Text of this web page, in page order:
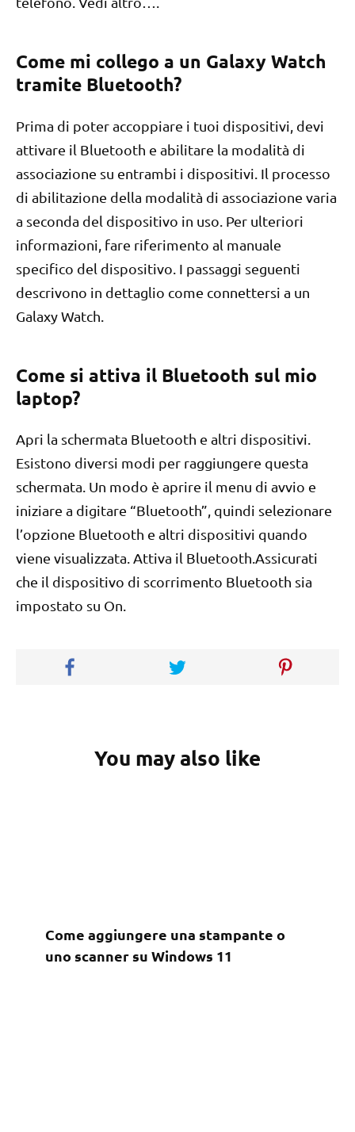
Come mi collego a un Galaxy Watch
tramite Bluetooth?
Prima di poter accoppiare i tuoi dispositivi, devi
attivare il Bluetooth e abilitare la modalità di
associazione su entrambi i dispositivi. Il processo
di abilitazione della modalità di associazione varia
a seconda del dispositivo in uso. Per ulteriori
informazioni, fare riferimento al manuale
specifico del dispositivo. I passaggi seguenti
descrivono in dettaglio come connettersi a un
Galaxy Watch.
Come si attiva il Bluetooth sul mio
laptop?
Apri la schermata Bluetooth e altri dispositivi.
Esistono diversi modi per raggiungere questa
schermata. Un modo è aprire il menu di avvio e
iniziare a digitare “Bluetooth”, quindi selezionare
l’opzione Bluetooth e altri dispositivi quando
viene visualizzata. Attiva il Bluetooth.Assicurati
che il dispositivo di scorrimento Bluetooth sia
impostato su On.
You may also like
Come aggiungere una stampante o
uno scanner su Windows 11